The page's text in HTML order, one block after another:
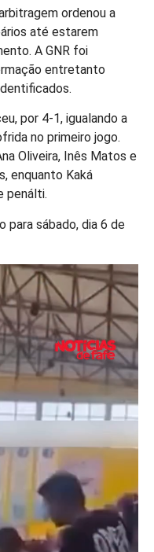
ordenou a
até estarem
A GNR foi
entretanto
por 4-1, igualando a
no primeiro jogo.
Oliveira, Inês Matos e
enquanto Kaká
penálti.
para sábado, dia 6 de